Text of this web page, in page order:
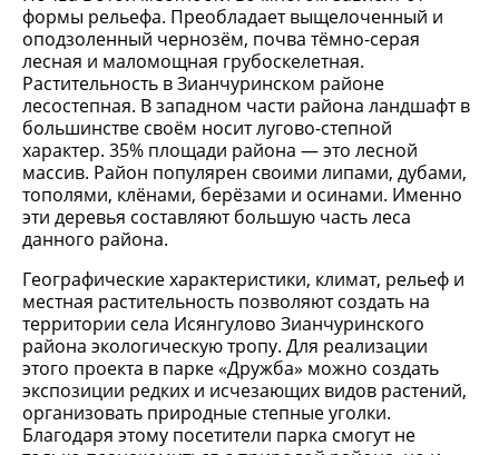
формы рельефа. Преобладает выщелоченный и
оподзоленный чернозём, почва тёмно-серая
лесная и маломощная грубоскелетная.
Растительность в Зианчуринском районе
лесостепная. В западном части района ландшафт в
большинстве своём носит лугово-степной
характер. 35% площади района — это лесной
массив. Район популярен своими липами, дубами,
тополями, клёнами, берёзами и осинами. Именно
эти деревья составляют большую часть леса
данного района.
Географические характеристики, климат, рельеф и
местная растительность позволяют создать на
территории села Исянгулово Зианчуринского
района экологическую тропу. Для реализации
этого проекта в парке «Дружба» можно создать
экспозиции редких и исчезающих видов растений,
организовать природные степные уголки.
Благодаря этому посетители парка смогут не